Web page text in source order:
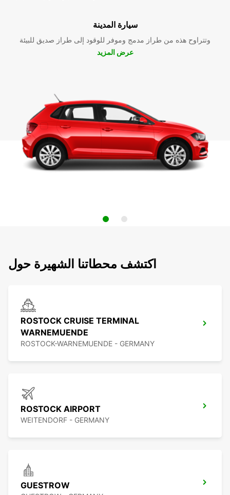
سيارة المدينة
وتتراوح هذه من طراز مدمج وموفر للوقود إلى طراز صديق للبيئة
عرض المزيد
اكتشف محطاتنا الشهيرة حول
ROSTOCK CRUISE TERMINAL
WARNEMUENDE
ROSTOCK-WARNEMUENDE - GERMANY
ROSTOCK AIRPORT
WEITENDORF - GERMANY
GUESTROW